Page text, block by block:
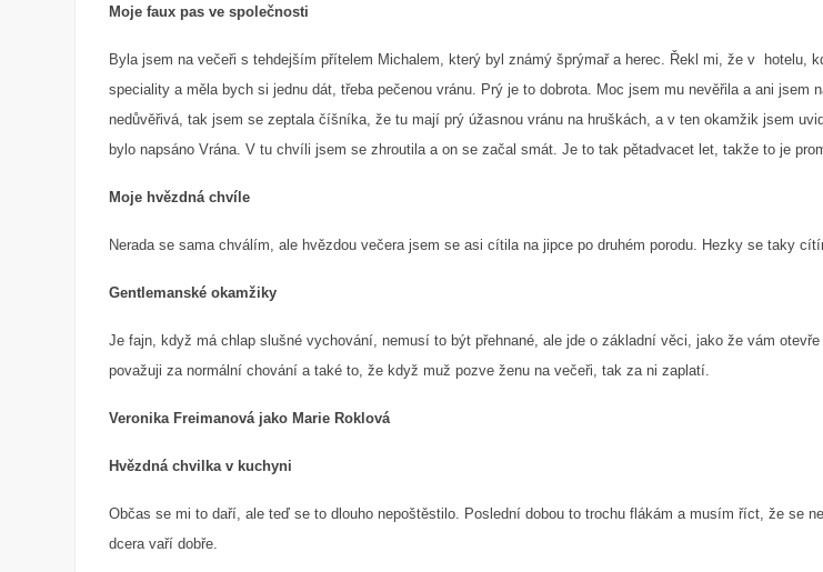
Moje faux pas ve společnosti
Byla jsem na večeři s tehdejším přítelem Michalem, který byl známý šprýmař a herec. Řekl mi, že v hotelu,
speciality a měla bych si jednu dát, třeba pečenou vránu. Prý je to dobrota. Moc jsem mu nevěřila a ani jsem
nedůvěřivá, tak jsem se zeptala číšníka, že tu mají prý úžasnou vránu na hruškách, a v ten okamžik jsem
bylo napsáno Vrána. V tu chvíli jsem se zhroutila a on se začal smát. Je to tak pětadvacet let, takže to je
Moje hvězdná chvíle
Nerada se sama chválím, ale hvězdou večera jsem se asi cítila na jipce po druhém porodu. Hezky se taky
Gentlemanské okamžiky
Je fajn, když má chlap slušné vychování, nemusí to být přehnané, ale jde o základní věci, jako že vám
považuji za normální chování a také to, že když muž pozve ženu na večeři, tak za ni zaplatí.
Veronika Freimanová jako Marie Roklová
Hvězdná chvilka v kuchyni
Občas se mi to daří, ale teď se to dlouho nepoštěstilo. Poslední dobou to trochu flákám a musím říct, že se
dcera vaří dobře.